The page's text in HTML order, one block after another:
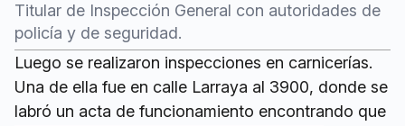
Titular de Inspección General con autoridades de
policía y de seguridad.
Luego se realizaron inspecciones en carnicerías.
Una de ella fue en calle Larraya al 3900, donde se
labró un acta de funcionamiento encontrando que